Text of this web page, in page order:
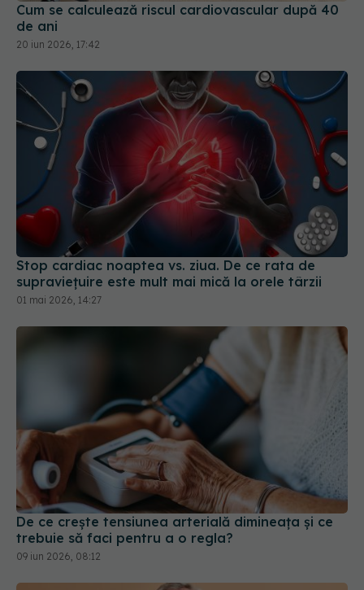
Cum se calculează riscul cardiovascular după 40
de ani
20 iun 2026, 17:42
Stop cardiac noaptea vs. ziua. De ce rata de
supraviețuire este mult mai mică la orele târzii
01 mai 2026, 14:27
De ce crește tensiunea arterială dimineața și ce
trebuie să faci pentru a o regla?
09 iun 2026, 08:12